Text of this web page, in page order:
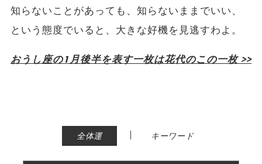
知らないことがあっても、知らないままでいい、
という態度でいると、大きな好機を見逃すわよ。
おうし座の1月後半を表す一枚は花代のこの一枚 >>
全体運 | キーワード